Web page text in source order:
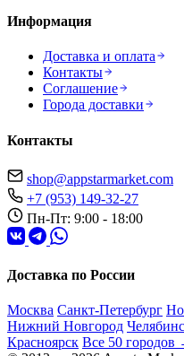
Информация
Доставка и оплата
Контакты
Соглашение
Города доставки
Контакты
shop@appstarmarket.com
+7 (953) 149-32-27
Пн-Пт: 9:00 - 18:00
Доставка по России
Москва Санкт-Петербург
Нижний Новгород
Красноярск Все 50 городов